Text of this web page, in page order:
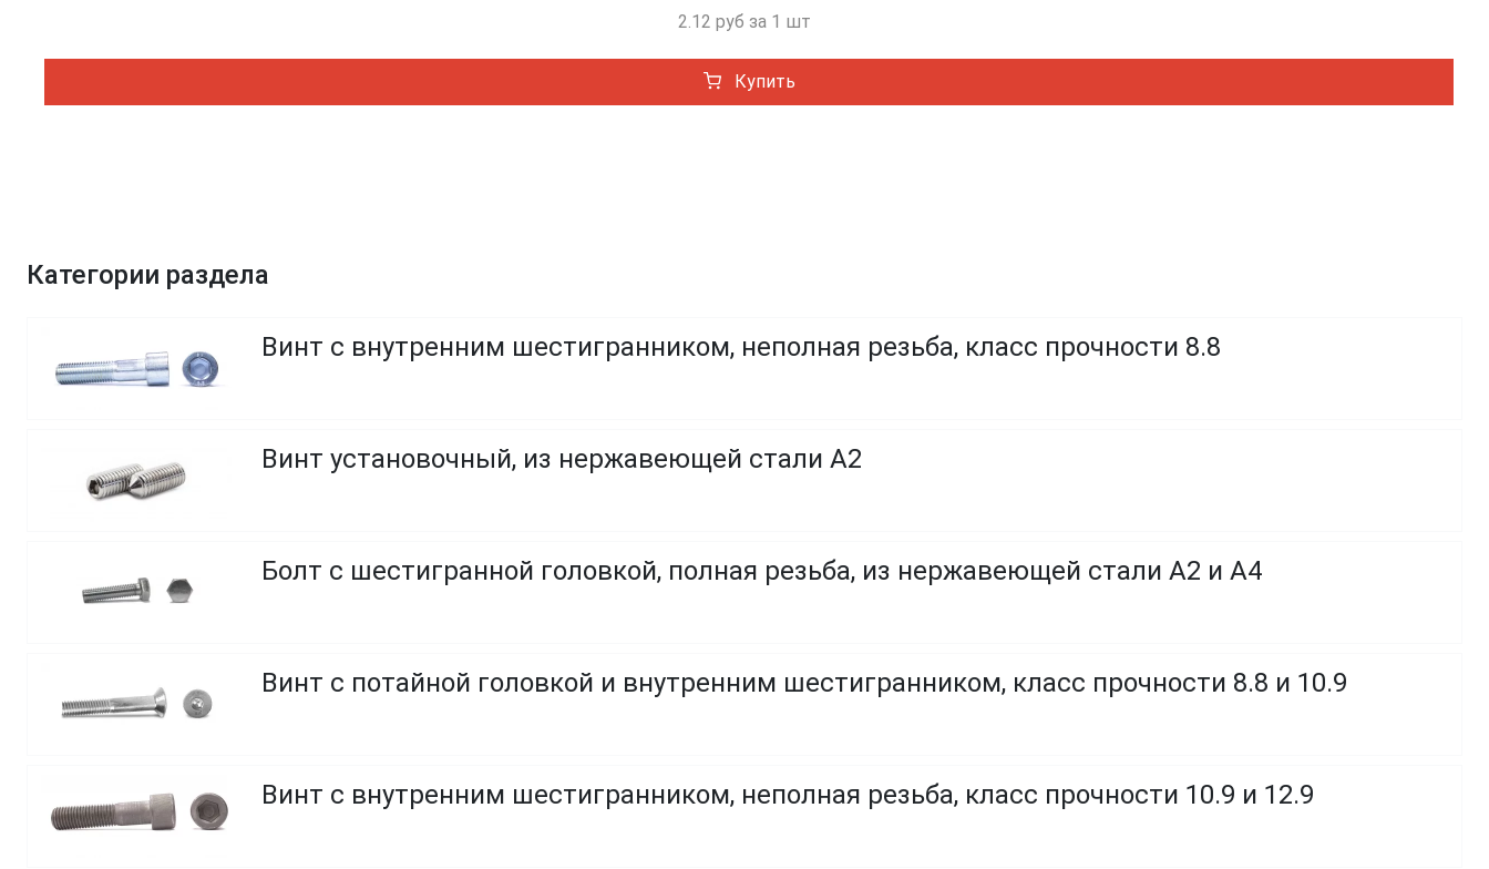
2.12 руб за 1 шт
Купить
Категории раздела
Винт с внутренним шестигранником, неполная резьба, класс прочности 8.8
Винт установочный, из нержавеющей стали A2
Болт с шестигранной головкой, полная резьба, из нержавеющей стали A2 и A4
Винт с потайной головкой и внутренним шестигранником, класс прочности 8.8 и 10.9
Винт с внутренним шестигранником, неполная резьба, класс прочности 10.9 и 12.9